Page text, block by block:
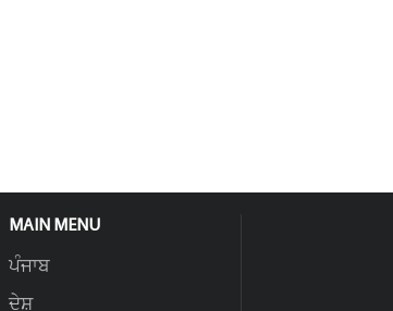
MAIN MENU
ਪੰਜਾਬ
ਦੇਸ਼